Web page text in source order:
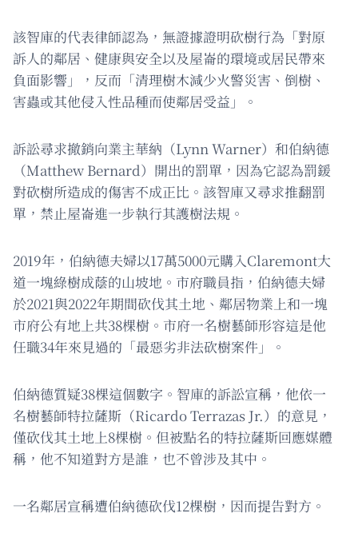
該智庫的代表律師認為，無證據證明砍樹行為「對原
訴人的鄰居、健康與安全以及屋崙的環境或居民帶來
負面影響」，反而「清理樹木減少火警災害、倒樹、
害蟲或其他侵入性品種而使鄰居受益」。
訴訟尋求撤銷向業主華納（Lynn Warner）和伯納德
（Matthew Bernard）開出的罰單，因為它認為罰鍰
對砍樹所造成的傷害不成正比。該智庫又尋求推翻罰
單，禁止屋崙進一步執行其護樹法規。
2019年，伯納德夫婦以17萬5000元購入Claremont大
道一塊綠樹成蔭的山坡地。市府職員指，伯納德夫婦
於2021與2022年期間砍伐其土地、鄰居物業上和一塊
市府公有地上共38棵樹。市府一名樹藝師形容這是他
任職34年來見過的「最惡劣非法砍樹案件」。
伯納德質疑38棵這個數字。智庫的訴訟宣稱，他依一
名樹藝師特拉薩斯（Ricardo Terrazas Jr.）的意見，
僅砍伐其土地上8棵樹。但被點名的特拉薩斯回應媒體
稱，他不知道對方是誰，也不曾涉及其中。
一名鄰居宣稱遭伯納德砍伐12棵樹，因而提告對方。